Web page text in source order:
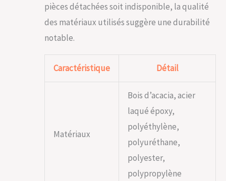
bois d'acacia massif.
Résistant et durable,
solide pour de
nombreuses années.
Veuillez noter que le
bois, en tant que
matériau naturel, ne
doit pas être exposé
durablement à la
pluie et à l'humidité
et doit donc faire
l'objet d'un entretien
régulier! FACILITÉ
D'ENTRETIEN ET
pièces détachées soit indisponible, la qualité
des matériaux utilisés suggère une durabilité
notable.
Caractéristique Détail
Matériaux
Bois d’acacia, acier
laqué époxy,
polyéthylène,
polyuréthane,
polyester,
polypropylène